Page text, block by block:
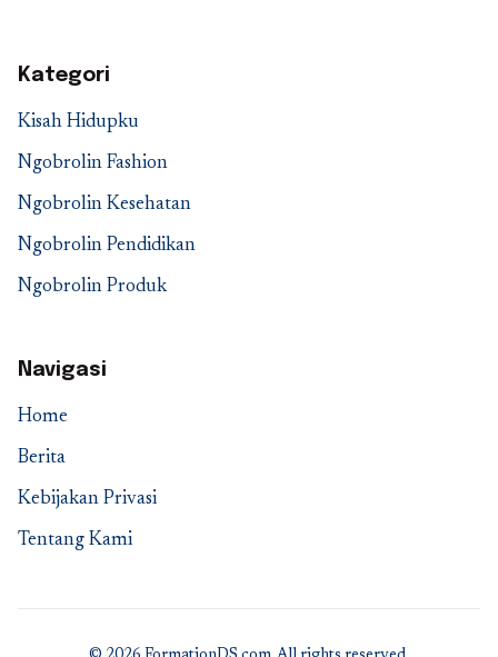
Kategori
Kisah Hidupku
Ngobrolin Fashion
Ngobrolin Kesehatan
Ngobrolin Pendidikan
Ngobrolin Produk
Navigasi
Home
Berita
Kebijakan Privasi
Tentang Kami